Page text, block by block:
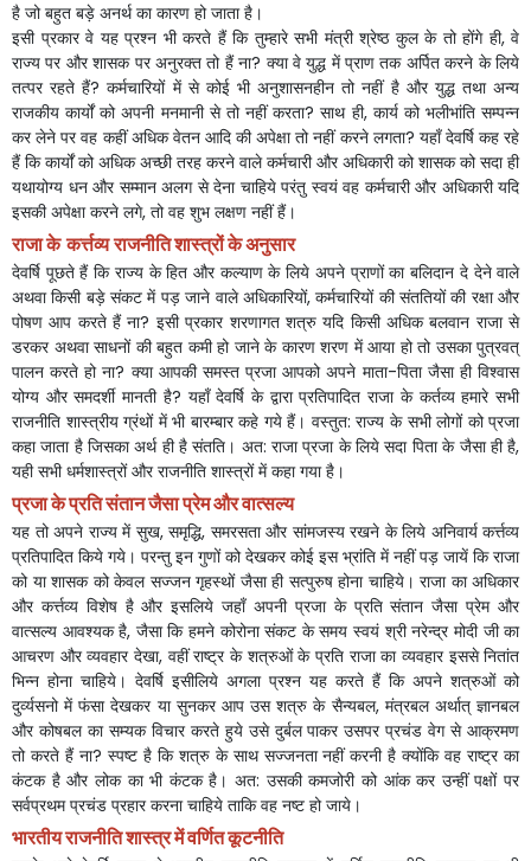
है जो बहुत बड़े अनर्थ का कारण हो जाता है।
इसी प्रकार वे यह प्रश्न भी करते हैं कि तुम्हारे सभी मंत्री श्रेष्ठ कुल के तो होंगे ही, वे
राज्य पर और शासक पर अनुरक्त तो हैं ना? क्या वे युद्ध में प्राण तक अर्पित करने के लिये
तत्पर रहते हैं?कर्मचारियों में से कोई भी अनुशासनहीन तो नहीं है और युद्ध तथा अन्य
राजकीय कार्यों को अपनी मनमानी से तो नहीं करता?साथ ही, कार्य को भलीभांति सम्पन्न
कर लेने पर वह कहीं अधिक वेतन आदि की अपेक्षा तो नहीं करने लगता? यहाँ देवर्षि कह रहे
हैं कि कार्यों को अधिक अच्छी तरह करने वाले कर्मचारी और अधिकारी को शासक को सदा ही
यथायोग्य धन और सम्मान अलग से देना चाहिये परंतु स्वयं वह कर्मचारी और अधिकारी यदि
इसकी अपेक्षा करने लगे, तो वह शुभ लक्षण नहीं हैं।
राजाके कर्त्तव्य राजनीतिशास्त्रोंकेअनुसार
देवर्षि पूछते हैं कि राज्य के हित और कल्याण के लिये अपने प्राणों का बलिदान दे देने वाले
अथवा किसी बड़े संकट में पड़ जाने वाले अधिकारियों,कर्मचारियों की संततियों की रक्षा और
पोषण आप करते हैं ना? इसी प्रकार शरणागत शत्रु यदि किसी अधिक बलवान राजा से
डरकर अथवा साधनों की बहुत कमी हो जाने के कारण शरण में आया हो तो उसका पुत्रवत्
पालन करते हो ना? क्या आपकी समस्त प्रजा आपको अपने माता-पिता जैसा ही विश्वास
योग्य और समदर्शी मानती है? यहाँ देवर्षि के द्वारा प्रतिपादित राजा के कर्तव्य हमारे सभी
राजनीति शास्त्रीय ग्रंथों में भी बारम्बार कहे गये हैं। वस्तुत:राज्य के सभी लोगों को प्रजा
कहा जाता है जिसका अर्थ ही है संतति। अत:राजा प्रजा के लिये सदा पिता के जैसा ही है,
यही सभी धर्मशास्त्रों और राजनीति शास्त्रों में कहा गया है।
प्रजाकेप्रतिसंतानजैसाप्रेमऔरवात्सल्य
यह तो अपने राज्य में सुख, समृद्धि, समरसता और सांमजस्य रखने के लिये अनिवार्य कर्त्तव्य
प्रतिपादित किये गये। परन्तु इन गुणों को देखकर कोई इस भ्रांति में नहीं पड़ जायें कि राजा
को या शासक को केवल सज्जन गृहस्थों जैसा ही सत्पुरुष होना चाहिये। राजा का अधिकार
और कर्त्तव्य विशेष है और इसलिये जहाँ अपनी प्रजा के प्रति संतान जैसा प्रेम और
वात्सल्य आवश्यक है, जैसा कि हमने कोरोना संकट के समय स्वयं श्री नरेन्द्र मोदी जी का
आचरण और व्यवहार देखा, वहीं राष्ट्र के शत्रुओं के प्रति राजा का व्यवहार इससे नितांत
भिन्न होना चाहिये। देवर्षि इसीलिये अगला प्रश्न यह करते हैं कि अपने शत्रुओं को
दुर्व्यसनो में फंसा देखकर या सुनकर आप उस शत्रु के सैन्यबल, मंत्रबल अर्थात् ज्ञानबल
और कोषबल का सम्यक विचार करते हुये उसे दुर्बल पाकर उसपर प्रचंड वेग से आक्रमण
तो करते हैं ना? स्पष्ट है कि शत्रु के साथ सज्जनता नहीं करनी है क्योंकि वह राष्ट्र का
कंटक है और लोक का भी कंटक है। अत: उसकी कमजोरी को आंक कर उन्हीं पक्षों पर
सर्वप्रथम प्रचंड प्रहार करना चाहिये ताकि वह नष्ट हो जाये।
भारतीयराजनीतिशास्त्रमेंवर्णितकूटनीति